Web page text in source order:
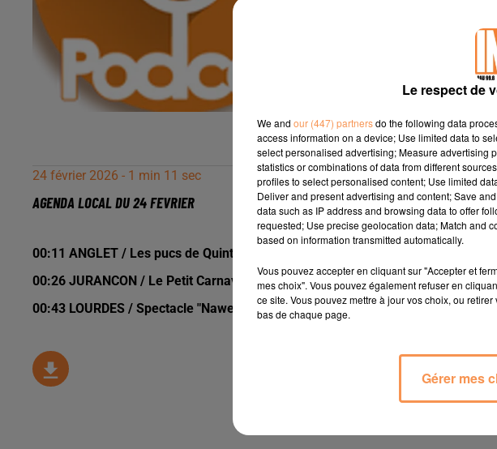
24 février 2026 - 1 min 11 sec
AGENDA LOCAL DU 24 FEVRIER
00:11 ANGLET / Les pucs de Quintaou samedi 28 févrir de 08h à 18h
00:26 JURANCON / Le Petit Carnaval samedi 28 févrir de 13h30 à 18h Place
00:43 LOURDES / Spectacle "Nawell tout court" vednredi 27 février à 20h à
Le respect de
We and our (447) partnersdo the following data
access information on a device; Use limited data to
select personalised advertising; Measure advertising
statistics or combinations of data from different
profiles to select personalised content; Use limited
Deliver and present advertising and content; Save
data such as IP address and browsing data to offer
requested; Use precise geolocation data; Match and
based on information transmitted automatically.
Vous pouvez accepter en cliquant sur "Accepter et
mes choix". Vous pouvez également refuser en
ce site. Vous pouvez mettre à jour vos choix, ou
bas de chaque page.
Gérer mes